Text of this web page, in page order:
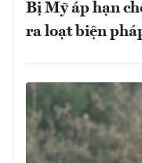
Bị Mỹ áp hạn
ra loạt biện